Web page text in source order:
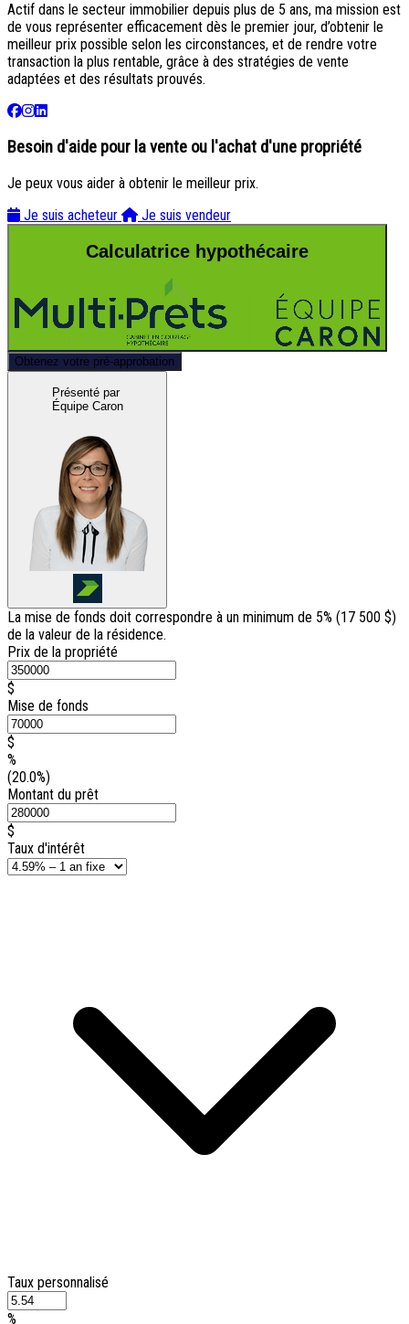
Actif dans le secteur immobilier depuis plus de 5 ans, ma mission est
de vous représenter efficacement dès le premier jour, d’obtenir le
meilleur prix possible selon les circonstances, et de rendre votre
transaction la plus rentable, grâce à des stratégies de vente
adaptées et des résultats prouvés.
Besoin d'aide pour la vente ou l'achat d'une propriété
Je peux vous aider à obtenir le meilleur prix.
Je suis acheteur
Je suis vendeur
Calculatrice hypothécaire
Obtenez votre pré-approbation
Présenté par
Équipe Caron
La mise de fonds doit correspondre à un minimum de 5% (17 500 $)
de la valeur de la résidence.
Prix de la propriété
$
Mise de fonds
$
%
(20.0%)
Montant du prêt
$
Taux d'intérêt
Taux personnalisé
%